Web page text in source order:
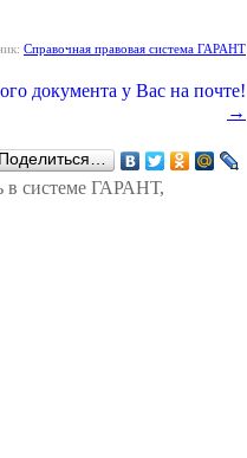
Справочная правовая система ГАРАНТ
→
Поделиться…
в системе ГАРАНТ,